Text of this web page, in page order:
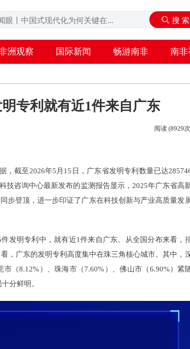
洲观察 国际新闻 畅游南非 南非
专利就有近1件来自广东
阅读 (8929
截至2026年5月15日，广东省发明专利数量已达
技咨询中心最新发布的监测报告显示，2025年广东省高
步登顶，进一步印证了广东在科技创新与产业高质量发
发明专利中，就有近1件来自广东。从全国分布来看，
，广东的发明专利高度集中在珠三角核心城市。其中，
（8.12%）、珠海市（7.60%）、佛山市（6.90%）紧
分鲜明。